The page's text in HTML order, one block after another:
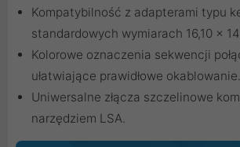
Kompatybilność z adapterami typu
standardowych wymiarach 16,10 x
Kolorowe oznaczenia sekwencji
ułatwiające prawidłowe okablowanie.
Uniwersalne złącza szczelinowe
narzędziem LSA.